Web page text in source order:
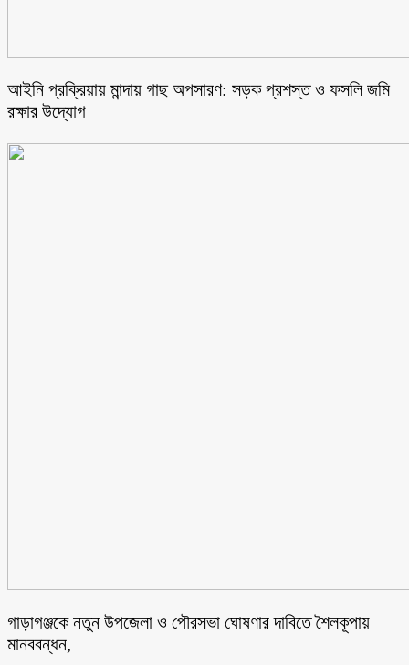
আইনি প্রক্রিয়ায় মান্দায় গাছ অপসারণ: সড়ক প্রশস্ত ও ফসলি জমি
রক্ষার উদ্যোগ
গাড়াগঞ্জকে নতুন উপজেলা ও পৌরসভা ঘোষণার দাবিতে শৈলকূপায়
মানববন্ধন,